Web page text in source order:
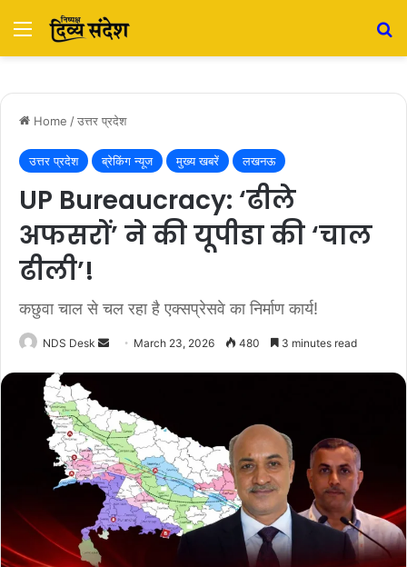
Menu
Home /उत्तर प्रदेश
उत्तर प्रदेश ब्रेकिंग न्यूज मुख्य खबरें लखनऊ
UP Bureaucracy: ‘ढीले
अफसरों’ ने की यूपीडा की ‘चाल
ढीली’!
कछुवा चाल से चल रहा है एक्सप्रेसवे का निर्माण कार्य!
NDS Desk
d
a
n
e
m
a
March 23, 2026 480 3 minutes read